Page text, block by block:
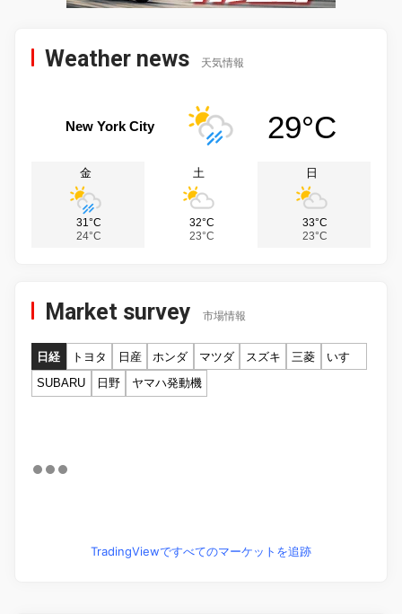
Weather news 天気情報
New York City 29°C
金
31°C
24°C
土
32°C
23°C
日
33°C
23°C
Market survey 市場情報
日経 トヨタ 日産 ホンダ マツダ スズキ 三菱
いすゞ
SUBARU
日野 ヤマハ発動機
TradingViewですべてのマーケットを追跡